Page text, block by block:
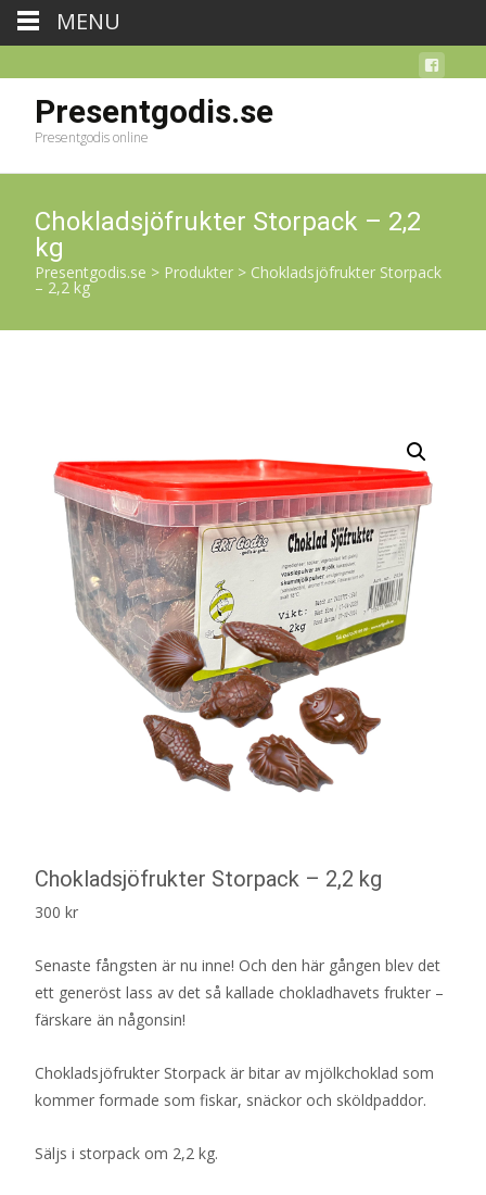
Presentgodis.se
Presentgodis online
Chokladsjöfrukter Storpack – 2,2
kg
Presentgodis.se > Produkter > Chokladsjöfrukter Storpack
– 2,2 kg
Chokladsjöfrukter Storpack – 2,2 kg
300 kr
Senaste fångsten är nu inne! Och den här gången blev det
ett generöst lass av det så kallade chokladhavets frukter –
färskare än någonsin!
Chokladsjöfrukter Storpack är bitar av mjölkchoklad som
kommer formade som fiskar, snäckor och sköldpaddor.
Säljs i storpack om 2,2 kg.
MENU